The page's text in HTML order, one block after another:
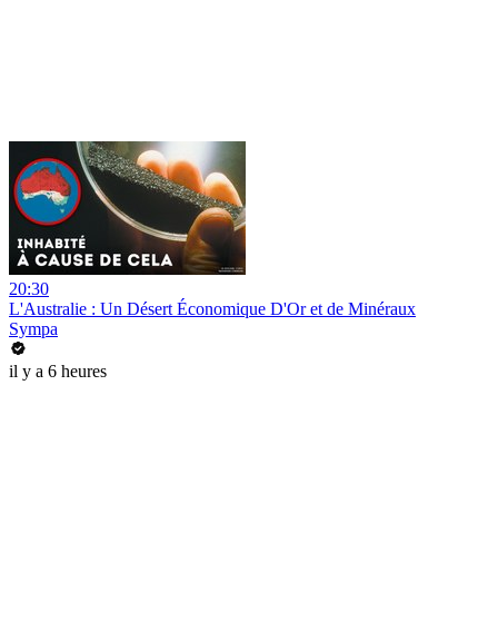
20:30
L'Australie : Un Désert Économique D'Or et de Minéraux
Sympa
il y a 6 heures